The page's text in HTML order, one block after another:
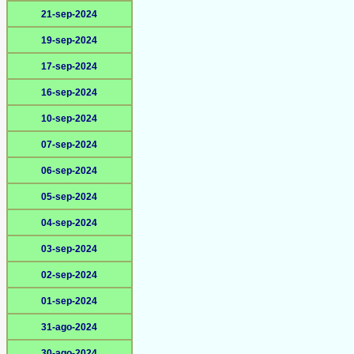
21-sep-2024
19-sep-2024
17-sep-2024
16-sep-2024
10-sep-2024
07-sep-2024
06-sep-2024
05-sep-2024
04-sep-2024
03-sep-2024
02-sep-2024
01-sep-2024
31-ago-2024